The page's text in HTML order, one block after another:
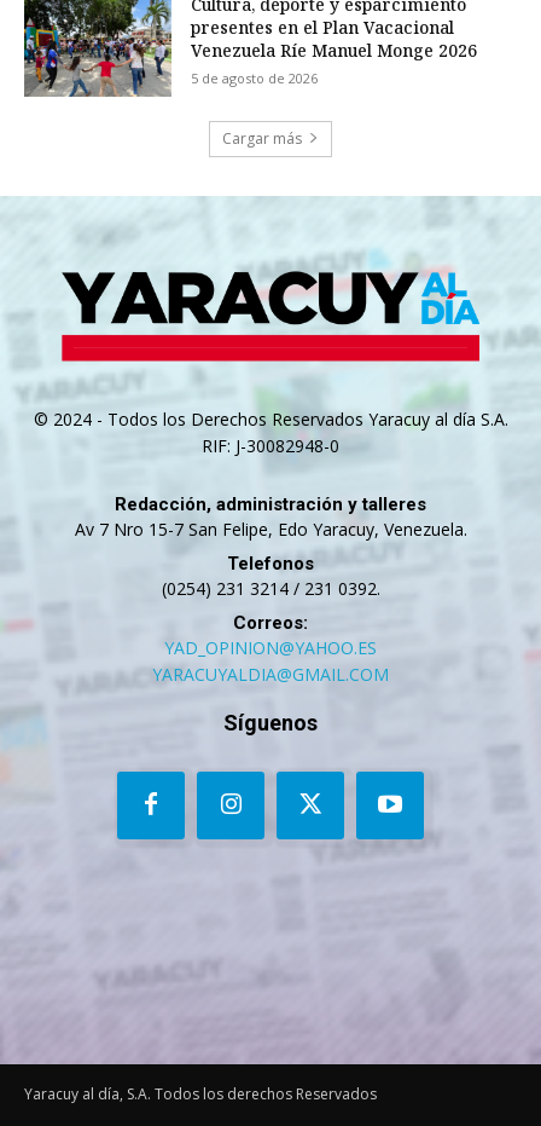
presentes en el Plan Vacacional
Venezuela Ríe Manuel Monge 2026
5 de agosto de 2026
Cargar más
© 2024 - Todos los Derechos Reservados Yaracuy al día S.A.
RIF: J-30082948-0
Redacción, administración y talleres
Av 7 Nro 15-7 San Felipe, Edo Yaracuy, Venezuela.
Telefonos
(0254) 231 3214 / 231 0392.
Correos:
YAD_OPINION@YAHOO.ES
YARACUYALDIA@GMAIL.COM
Síguenos
Yaracuy al día, S.A. Todos los derechos Reservados